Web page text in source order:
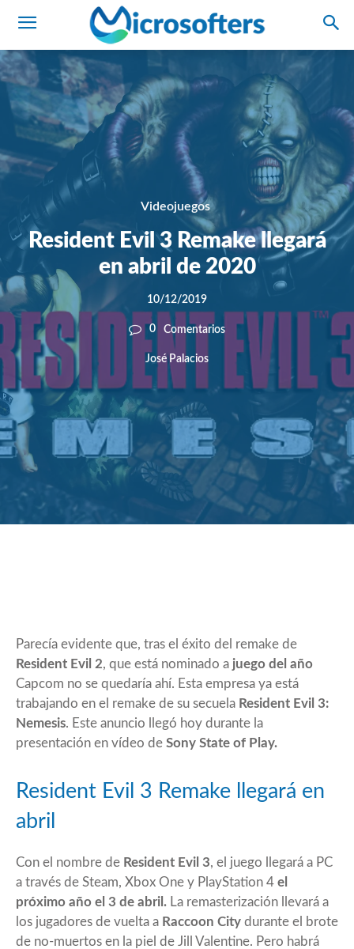
Videojuegos
Resident Evil 3 Remake llegará
en abril de 2020
10/12/2019
0 Comentarios
José Palacios
Parecía evidente que, tras el éxito del remake de
Resident Evil 2, que está nominado a juego del año
Capcom no se quedaría ahí. Esta empresa ya está
trabajando en el remake de su secuela Resident Evil 3:
Nemesis. Este anuncio llegó hoy durante la
presentación en vídeo de Sony State of Play.
Resident Evil 3 Remake llegará en
abril
Con el nombre de Resident Evil 3, el juego llegará a PC
a través de Steam, Xbox One y PlayStation 4 el
próximo año el 3 de abril. La remasterización llevará a
los jugadores de vuelta a Raccoon City durante el brote
de no-muertos en la piel de Jill Valentine. Pero habrá